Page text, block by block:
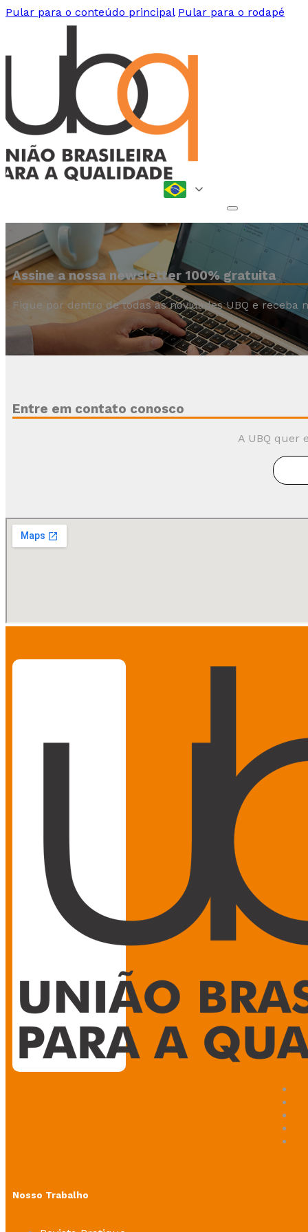
Pular para o conteúdo principal Pular para o rodapé
Assine a nossa newsletter 100% gratuita
Fique por dentro de todas as novidades UBQ e receba
Entre em contato conosco
A UBQ quer
Nosso Trabalho